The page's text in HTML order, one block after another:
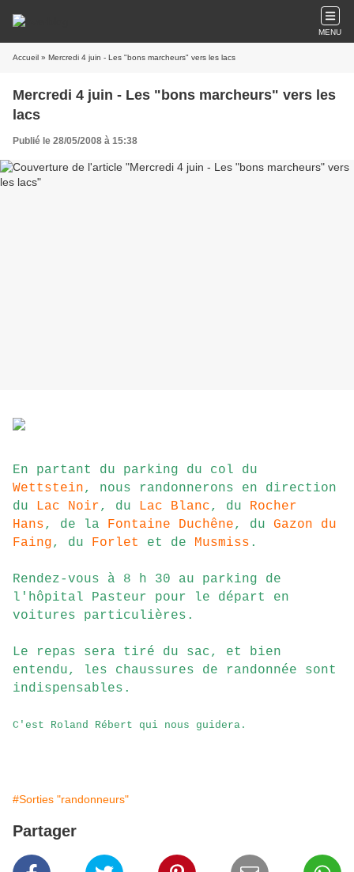
MENU
Accueil » Mercredi 4 juin - Les "bons marcheurs" vers les lacs
Mercredi 4 juin - Les "bons marcheurs" vers les
lacs
Publié le 28/05/2008 à 15:38
En partant du parking du col du
Wettstein, nous randonnerons en direction
du Lac Noir, du Lac Blanc, du Rocher
Hans, de la Fontaine Duchêne, du Gazon du
Faing, du Forlet et de Musmiss .
Rendez-vous à 8 h 30 au parking de
l'hôpital Pasteur pour le départ en
voitures particulières.
Le repas sera tiré du sac, et bien
entendu, les chaussures de randonnée sont
indispensables.
C'est Roland Rébert qui nous guidera.
#Sorties "randonneurs"
Partager